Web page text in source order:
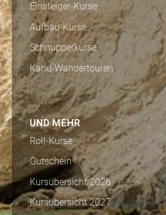
Einsteiger-Kurse
Aufbau-Kurse
Schnupperkurse
Kanu-Wandertouren
UND MEHR
Roll-Kurse
Gutschein
Kursübersicht 2026
Kursübersicht 2027